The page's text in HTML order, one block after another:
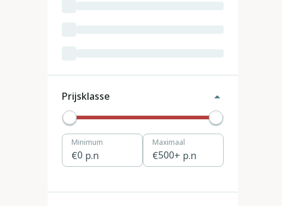
Tsjechië
Denemarken 12
Hongarije
Prijsklasse
0 p.n
Minimum
500+ p.n
Maximaal